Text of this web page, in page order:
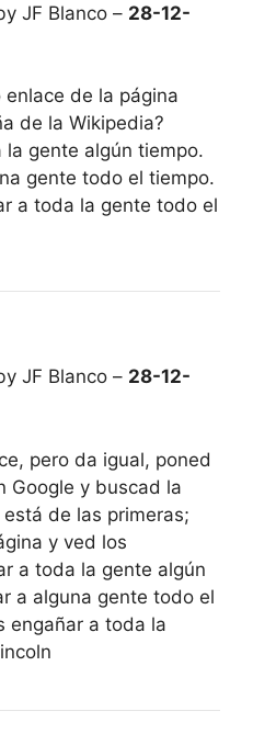
JF Blanco – 28-12-
de la página
de la Wikipedia?
gente algún tiempo.
gente todo el tiempo.
a toda la gente todo el
JF Blanco – 28-12-
pero da igual, poned
Google y buscad la
de las primeras;
y ved los
a toda la gente algún
a alguna gente todo el
engañar a toda la